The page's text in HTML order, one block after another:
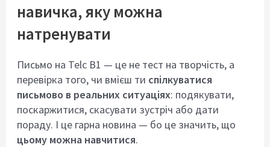
навичка, яку можна
натренувати
Письмо на Telc B1 — це не тест на творчість, а
перевірка того, чи вмієш ти спілкуватися
письмово в реальних ситуаціях: подякувати,
поскаржитися, скасувати зустріч або дати
пораду. І це гарна новина — бо це значить, що
цьому можна навчитися.